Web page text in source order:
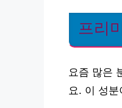
프리
요즘 많은
요. 이 성